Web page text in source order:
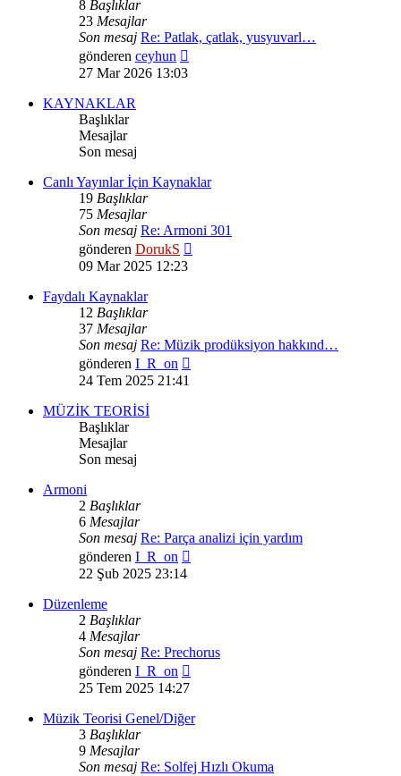
8 Başlıklar
23 Mesajlar
Son mesaj Re: Patlak, çatlak, yusyuvarl…
gönderen ceyhun
27 Mar 2026 13:03
KAYNAKLAR
Başlıklar
Mesajlar
Son mesaj
Canlı Yayınlar İçin Kaynaklar
19 Başlıklar
75 Mesajlar
Son mesaj Re: Armoni 301
gönderen DorukS
09 Mar 2025 12:23
Faydalı Kaynaklar
12 Başlıklar
37 Mesajlar
Son mesaj Re: Müzik prodüksiyon hakkınd…
gönderen I_R_on
24 Tem 2025 21:41
MÜZİK TEORİSİ
Başlıklar
Mesajlar
Son mesaj
Armoni
2 Başlıklar
6 Mesajlar
Son mesaj Re: Parça analizi için yardım
gönderen I_R_on
22 Şub 2025 23:14
Düzenleme
2 Başlıklar
4 Mesajlar
Son mesaj Re: Prechorus
gönderen I_R_on
25 Tem 2025 14:27
Müzik Teorisi Genel/Diğer
3 Başlıklar
9 Mesajlar
Son mesaj Re: Solfej Hızlı Okuma